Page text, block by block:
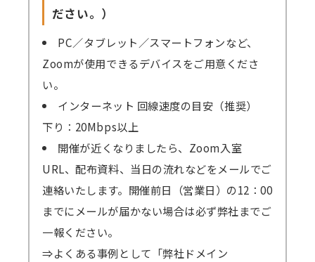
ださい。）
PC／タブレット／スマートフォンなど、
Zoomが使用できるデバイスをご用意くださ
い。
インターネット 回線速度の目安（推奨）
下り：20Mbps以上
開催が近くなりましたら、Zoom入室
URL、配布資料、当日の流れなどをメールでご
連絡いたします。開催前日（営業日）の12：00
までにメールが届かない場合は必ず弊社までご
一報ください。
⇒よくある事例として「弊社ドメイン